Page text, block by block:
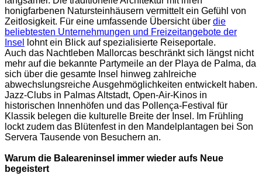
honigfarbenen Natursteinhäusern vermittelt ein Gefühl von
Zeitlosigkeit. Für eine umfassende Übersicht über die
beliebtesten Unternehmungen und Freizeitangebote der
Insel
lohnt ein Blick auf spezialisierte Reiseportale.
Auch das Nachtleben Mallorcas beschränkt sich längst nicht
mehr auf die bekannte Partymeile an der Playa de Palma, da
sich über die gesamte Insel hinweg zahlreiche
abwechslungsreiche Ausgehmöglichkeiten entwickelt haben.
Jazz-Clubs in Palmas Altstadt, Open-Air-Kinos in
historischen Innenhöfen und das Pollença-Festival für
Klassik belegen die kulturelle Breite der Insel. Im Frühling
lockt zudem das Blütenfest in den Mandelplantagen bei Son
Servera Tausende von Besuchern an.
Warum die Baleareninsel immer wieder aufs Neue
begeistert